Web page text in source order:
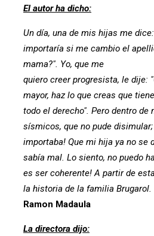
El autor ha dicho:
Un día, una de mis hijas me
importaría si me cambio el
mama?". Yo, que me
quiero creer progresista, le dije:
mayor, haz lo que creas que
todo el derecho". Pero dentro de
sísmicos, que no pude disimular;
importaba! Que mi hija ya no se
sabía mal. Lo siento, no puedo
es ser coherente! A partir de
la historia de la familia Brugarol.
Ramon Madaula
La directora dijo: